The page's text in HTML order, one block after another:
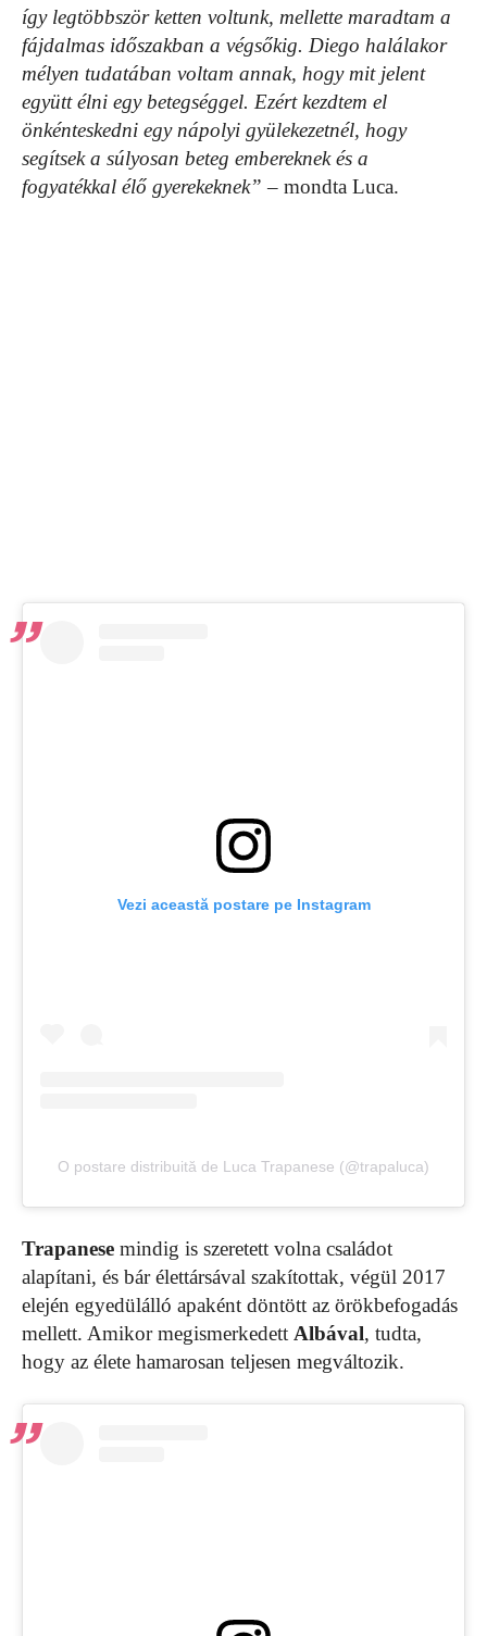
így legtöbbször ketten voltunk, mellette maradtam a
fájdalmas időszakban a végsőkig. Diego halálakor
mélyen tudatában voltam annak, hogy mit jelent
együtt élni egy betegséggel. Ezért kezdtem el
önkénteskedni egy nápolyi gyülekezetnél, hogy
segítsek a súlyosan beteg embereknek és a
fogyatékkal élő gyerekeknek” – mondta Luca.
Vezi această postare pe Instagram
O postare distribuită de Luca Trapanese (@trapaluca)
Trapanese mindig is szeretett volna családot
alapítani, és bár élettársával szakítottak, végül 2017
elején egyedülálló apaként döntött az örökbefogadás
mellett. Amikor megismerkedett Albával, tudta,
hogy az élete hamarosan teljesen megváltozik.